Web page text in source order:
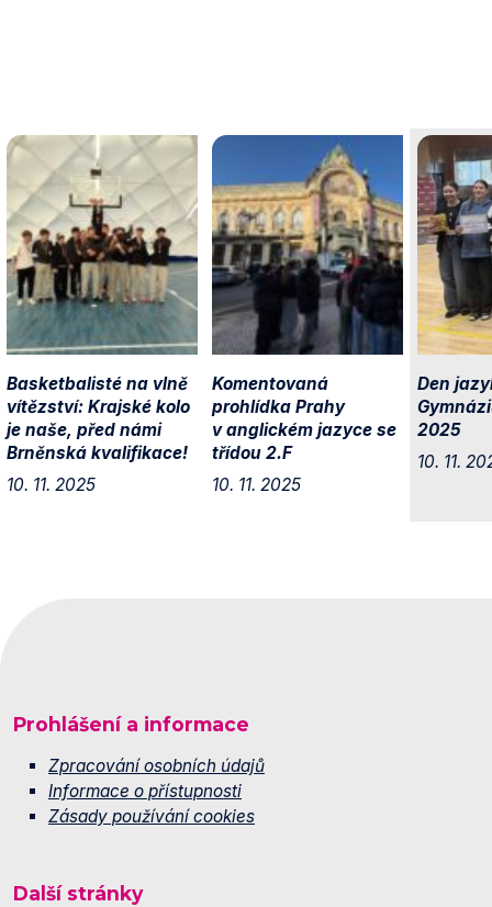
Basketbalisté na vlně
vítězství: Krajské kolo
je naše, před námi
Brněnská kvalifikace!
10. 11. 2025
Komentovaná
prohlídka Prahy
v anglickém jazyce se
třídou 2.F
10. 11. 2025
Den
2025
10. 11.
Prohlášení a informace
Zpracování osobních údajů
Informace o přístupnosti
Zásady používání cookies
Další stránky